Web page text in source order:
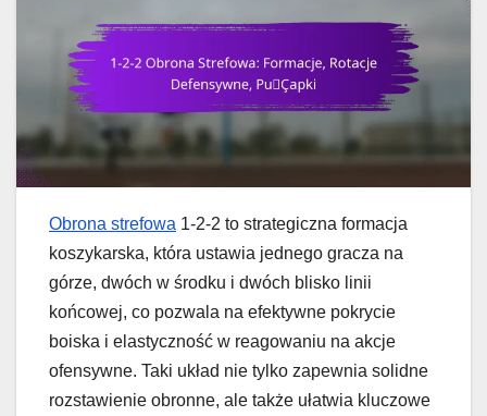
Obrona strefowa 1-2-2 to strategiczna formacja
koszykarska, która ustawia jednego gracza na
górze, dwóch w środku i dwóch blisko linii
końcowej, co pozwala na efektywne pokrycie
boiska i elastyczność w reagowaniu na akcje
ofensywne. Taki układ nie tylko zapewnia solidne
rozstawienie obronne, ale także ułatwia kluczowe